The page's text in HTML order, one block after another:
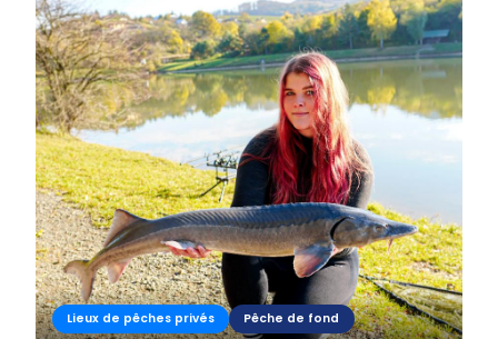
Lieux de pêches privés Pêche de fond